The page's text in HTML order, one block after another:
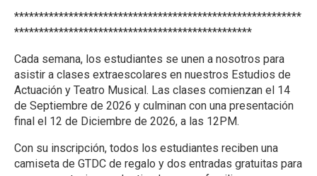
**********************************************************
************************************************
Cada semana, los estudiantes se unen a nosotros para
asistir a clases extraescolares en nuestros Estudios de
Actuación y Teatro Musical. Las clases comienzan el 14
de Septiembre de 2026 y culminan con una presentación
final el 12 de Diciembre de 2026, a las 12PM.
Con su inscripción, todos los estudiantes reciben una
camiseta de GTDC de regalo y dos entradas gratuitas para